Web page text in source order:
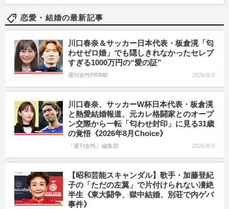
恋愛・結婚の最新記事
川口春奈＆サッカー日本代表・板倉滉「匂
わせゼロ婚」でも隠しきれなかったセレブ
すぎる1000万円の“愛の証”
週刊女性PRIME 2026/8/3
川口春奈、サッカーW杯日本代表・板倉滉
と熱愛結婚報道、元カレ格闘家とのオープ
ン交際から一転「匂わせ封印」に見る31歳
の覚悟《2026年8月Choice》
『週刊女性』編集部 2026/8/3
【昭和芸能スキャンダル】歌手・加藤登紀
子の「ただの左翼」で片付けられない凄絶
半生《東大闘争、獄中結婚、別荘で内ゲバ
事件》